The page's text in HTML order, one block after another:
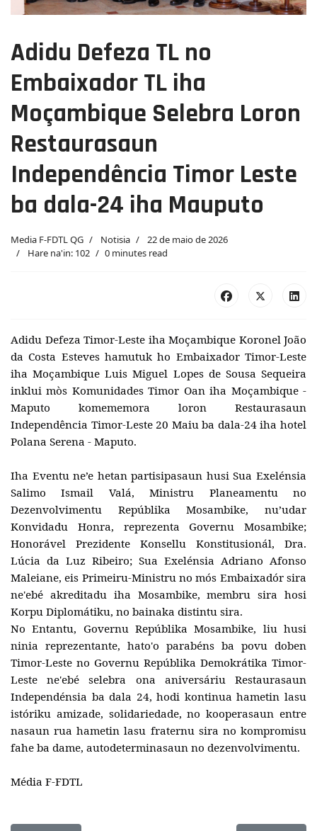
Adidu Defeza TL no
Embaixador TL iha
Moçambique Selebra Loron
Restaurasaun
Independência Timor Leste
ba dala-24 iha Mauputo
Media F-FDTL QG Notisia
22 de maio de 2026
Hare na'in: 102
0 minutes read
Adidu Defeza Timor-Leste iha Moçambique Koronel João
da Costa Esteves hamutuk ho Embaixador Timor-Leste
iha Moçambique Luis Miguel Lopes de Sousa Sequeira
inklui mòs Komunidades Timor Oan iha Moçambique -
Maputo komememora loron Restaurasaun
Independência Timor-Leste 20 Maiu ba dala-24 iha hotel
Polana Serena - Maputo.
Iha Eventu ne’e hetan partisipasaun husi Sua Exelénsia
Salimo Ismail Valá, Ministru Planeamentu no
Dezenvolvimentu Repúblika Mosambike, nu’udar
Konvidadu Honra, reprezenta Governu Mosambike;
Honorável Prezidente Konsellu Konstitusionál, Dra.
Lúcia da Luz Ribeiro; Sua Exelénsia Adriano Afonso
Maleiane, eis Primeiru-Ministru no mós Embaixadór sira
ne'ebé akreditadu iha Mosambike, membru sira hosi
Korpu Diplomátiku, no bainaka distintu sira.
No Entantu, Governu Repúblika Mosambike, liu husi
ninia reprezentante, hato'o parabéns ba povu doben
Timor-Leste no Governu Repúblika Demokrátika Timor-
Leste ne'ebé selebra ona aniversáriu Restaurasaun
Independénsia ba dala 24, hodi kontinua hametin lasu
istóriku amizade, solidariedade, no kooperasaun entre
nasaun rua hametin lasu fraternu sira no kompromisu
fahe ba dame, autodeterminasaun no dezenvolvimentu.
Média F-FDTL